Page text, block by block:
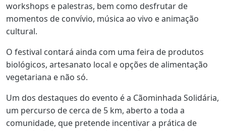
workshops e palestras, bem como desfrutar de
momentos de convívio, música ao vivo e animação
cultural.
O festival contará ainda com uma feira de produtos
biológicos, artesanato local e opções de alimentação
vegetariana e não só.
Um dos destaques do evento é a Cãominhada Solidária,
um percurso de cerca de 5 km, aberto a toda a
comunidade, que pretende incentivar a prática de